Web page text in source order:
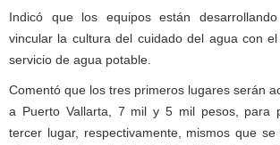
Indicó que los equipos están
vincular la cultura del cuidado del agua con
servicio de agua potable.
Comentó que los tres primeros lugares serán
a Puerto Vallarta, 7 mil y 5 mil pesos, para
tercer lugar, respectivamente, mismos que